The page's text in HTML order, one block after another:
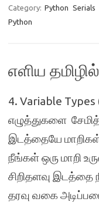
Category: Python Serials
Python
எளிய
4. Variable
எழுத்துகளை
இடத்தையே
நீங்கள் ஒரு மாறி
சிறிதளவு இடத்தை
தரவு வகை